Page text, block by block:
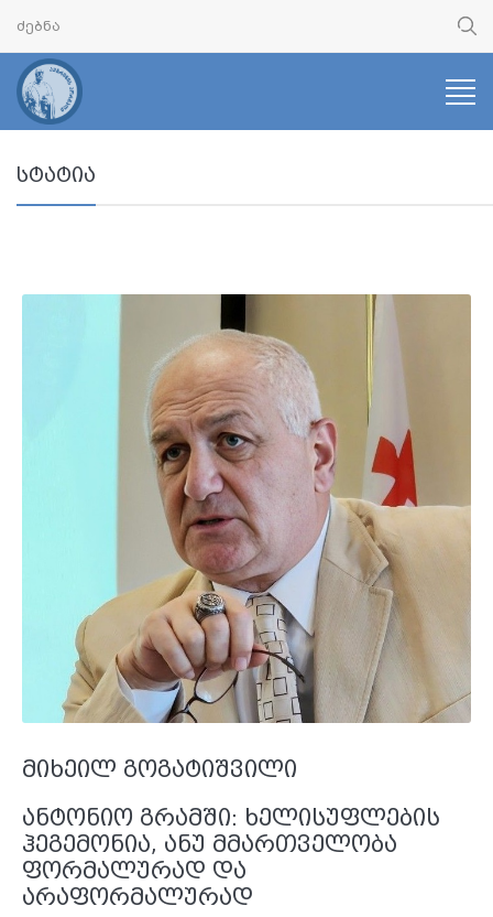
სტატია
მიხეილ გოგატიშვილი
ანტონიო გრამში: ხელისუფლების
ჰეგემონია, ანუ მმართველობა
ფორმალურად და
არაფორმალურად